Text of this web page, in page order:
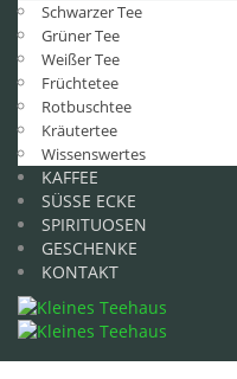
Schwarzer Tee
Grüner Tee
Weißer Tee
Früchtetee
Rotbuschtee
Kräutertee
Wissenswertes
KAFFEE
SÜSSE ECKE
SPIRITUOSEN
GESCHENKE
KONTAKT